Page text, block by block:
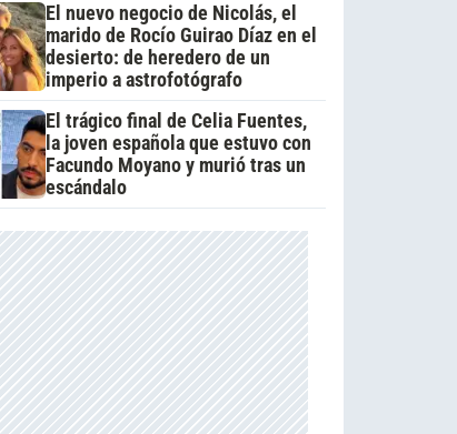
El nuevo negocio de Nicolás, el
marido de Rocío Guirao Díaz en el
desierto: de heredero de un
imperio a astrofotógrafo
El trágico final de Celia Fuentes,
la joven española que estuvo con
Facundo Moyano y murió tras un
escándalo